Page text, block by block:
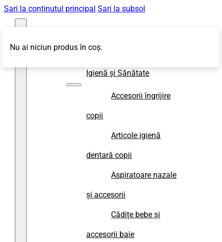
Sari la conținutul principal Sari la subsol
Igienă și Sănătate
Accesorii îngrijire
copii
Articole igienă
dentară copii
Aspiratoare nazale
și accesorii
Cădițe bebe și
accesorii baie
Nu ai niciun produs în coș.